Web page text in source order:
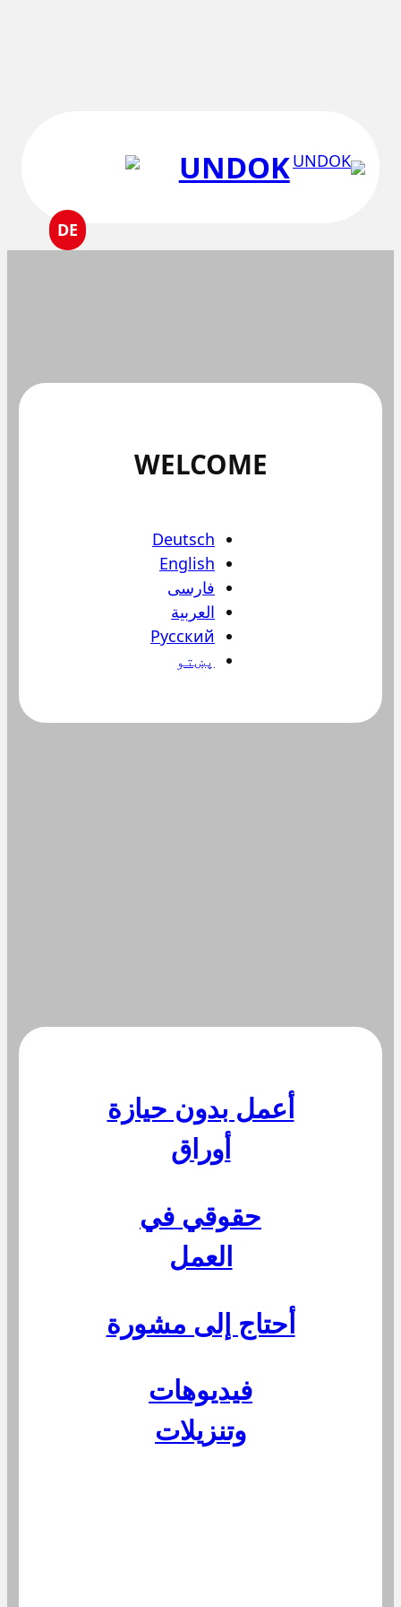
المحتوى
UNDOK
DE
WELCOME
Deutsch
English
فارسی
العربية
Русский
پښتو
أعمل بدون حيازة
أوراق
حقوقي في
العمل
أحتاج إلى مشورة
فيديوهات
وتنزيلات